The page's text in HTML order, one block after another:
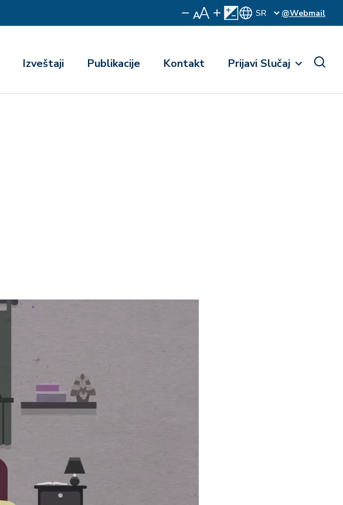
@Webmail
Izveštaji Publikacije Kontakt Prijavi Slučaj